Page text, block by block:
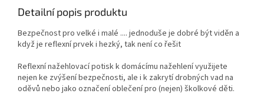
Detailní popis produktu
Bezpečnost pro velké i malé .... jednoduše je dobré být viděn a
když je reflexní prvek i hezký, tak není co řešit
Reflexní nažehlovací potisk k domácímu nažehlení využijete
nejen ke zvýšení bezpečnosti, ale i k zakrytí drobných vad na
oděvů nebo jako označení oblečení pro (nejen) školkové děti.